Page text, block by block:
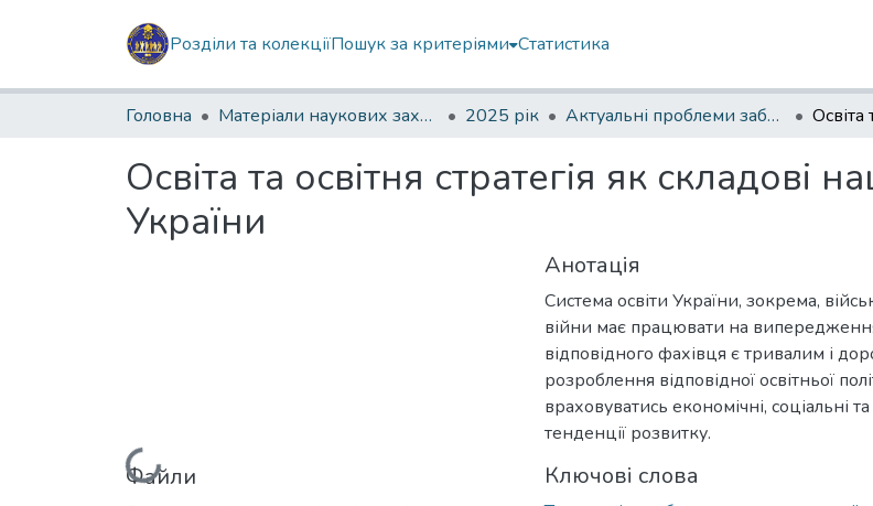
Розділи та колекціїПошук за критеріями Статистика
Головна Матеріали наукових заходів 2025 рік Актуальні проблеми забезпечення державної безпеки
Освіта та освітня стратегія як складові
України
Файли
Анотація
Система освіти України, зокрема,
війни має працювати на
відповідного фахівця є тривалим і
розроблення відповідної освітньої
враховуватись економічні, соціальні
тенденції розвитку.
Ключові слова